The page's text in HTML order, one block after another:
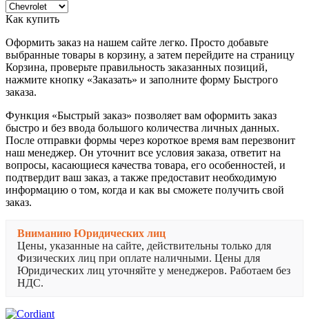
Как купить
Оформить заказ на нашем сайте легко. Просто добавьте
выбранные товары в корзину, а затем перейдите на страницу
Корзина, проверьте правильность заказанных позиций,
нажмите кнопку «Заказать» и заполните форму Быстрого
заказа.
Функция «Быстрый заказ» позволяет вам оформить заказ
быстро и без ввода большого количества личных данных.
После отправки формы через короткое время вам перезвонит
наш менеджер. Он уточнит все условия заказа, ответит на
вопросы, касающиеся качества товара, его особенностей, и
подтвердит ваш заказ, а также предоставит необходимую
информацию о том, когда и как вы сможете получить свой
заказ.
Вниманию Юридических лиц
Цены, указанные на сайте, действительны только для
Физических лиц при оплате наличными. Цены для
Юридических лиц уточняйте у менеджеров. Работаем без
НДС.